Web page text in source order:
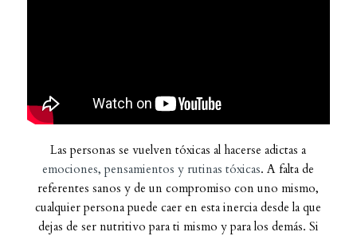
Las personas se vuelven tóxicas al hacerse adictas a
emociones, pensamientos y rutinas tóxicas. A falta de
referentes sanos y de un compromiso con uno mismo,
cualquier persona puede caer en esta inercia desde la que
dejas de ser nutritivo para ti mismo y para los demás. Si